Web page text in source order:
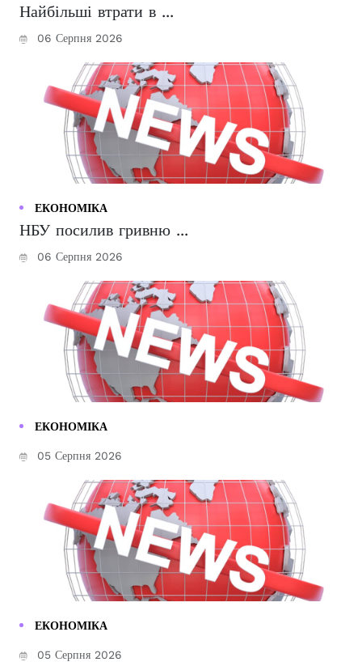
Найбільші втрати в ...
06 Серпня 2026
ЕКОНОМІКА
НБУ посилив гривню ...
06 Серпня 2026
ЕКОНОМІКА
05 Серпня 2026
ЕКОНОМІКА
05 Серпня 2026